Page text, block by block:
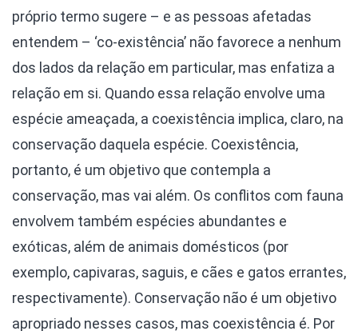
próprio termo sugere – e as pessoas afetadas
entendem – ‘co-existência’ não favorece a nenhum
dos lados da relação em particular, mas enfatiza a
relação em si. Quando essa relação envolve uma
espécie ameaçada, a coexistência implica, claro, na
conservação daquela espécie. Coexistência,
portanto, é um objetivo que contempla a
conservação, mas vai além. Os conflitos com fauna
envolvem também espécies abundantes e
exóticas, além de animais domésticos (por
exemplo, capivaras, saguis, e cães e gatos errantes,
respectivamente). Conservação não é um objetivo
apropriado nesses casos, mas coexistência é. Por